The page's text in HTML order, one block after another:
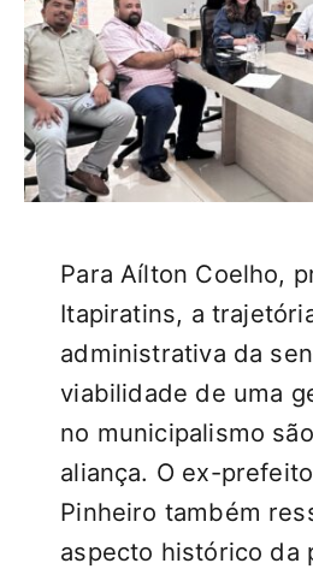
Para Aílton Coelho,
Itapiratins, a
administrativa da
viabilidade de uma
no municipalismo
aliança. O ex-
Pinheiro também
aspecto histórico da